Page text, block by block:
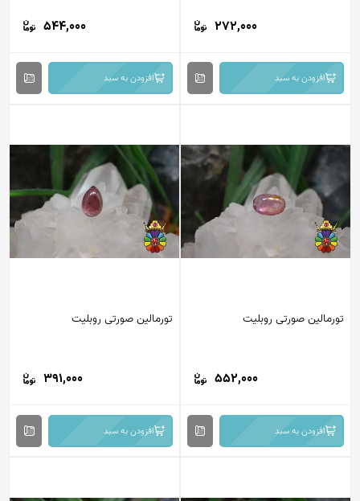
272,000
افزودن به سبد
544,000
افزودن به سبد
تورمالین صورتی روبلیت
552,000
افزودن به سبد
تورمالین صورتی روبلیت
391,000
افزودن به سبد